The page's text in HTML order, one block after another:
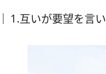
1.互いが要望を言